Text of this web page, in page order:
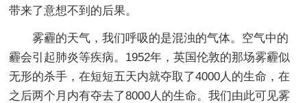
带来了意想不到的后果。
雾霾的天气，我们呼吸的是混浊的气体。空气中的
霾会引起肺炎等疾病。1952年，英国伦敦的那场雾霾似
无形的杀手，在短短五天内就夺取了4000人的生命，在
之后两个月内有夺去了8000人的生命。我们由此可见雾